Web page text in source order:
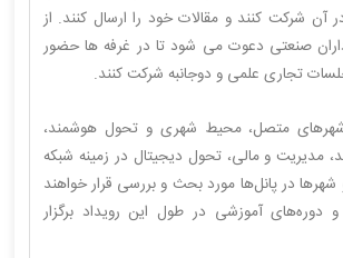
آن شرکت کنند و مقالات خود را ارسال کنند. از
داران صنعتی دعوت می شود تا در غرفه ها حضور
تجاری علمی و دوجانبه شرکت کنند.
متصل، محیط شهری و تحول هوشمند،
مدیریت و مالی، تحول دیجیتال در زمینه شبکه
در پانل‌ها مورد بحث و بررسی قرار خواهند
دوره‌های آموزشی در طول این رویداد برگزار